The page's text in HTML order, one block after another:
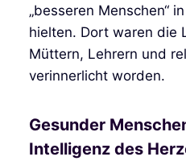
„besseren Menschen“
hielten. Dort waren die
Müttern, Lehrern und
verinnerlicht worden.
Gesunder
Intelligenz des